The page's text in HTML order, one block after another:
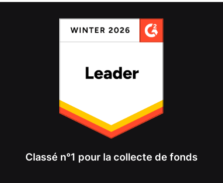
Classé n°1 pour la collecte de fonds